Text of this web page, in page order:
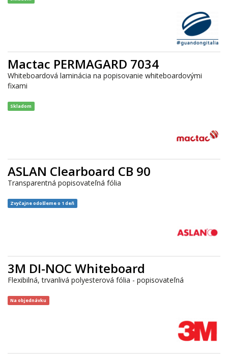
Mactac PERMAGARD 7034
Whiteboardová laminácia na popisovanie whiteboardovými
fixami
Skladom
ASLAN Clearboard CB 90
Transparentná popisovateľná fólia
Zvyčajne odošleme o 1 deň
3M DI-NOC Whiteboard
Flexibilná, trvanlivá polyesterová fólia - popisovateľná
Na objednávku